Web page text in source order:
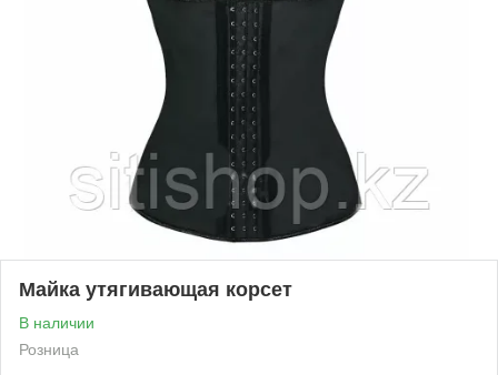
Майка утягивающая корсет
В наличии
Розница